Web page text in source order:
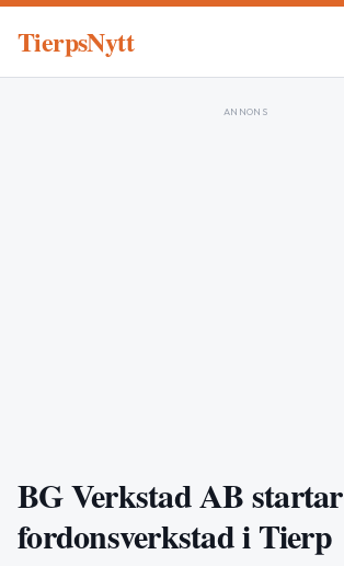
TierpsNytt
ANNONS
BG Verkstad AB startar
fordonsverkstad i Tierp